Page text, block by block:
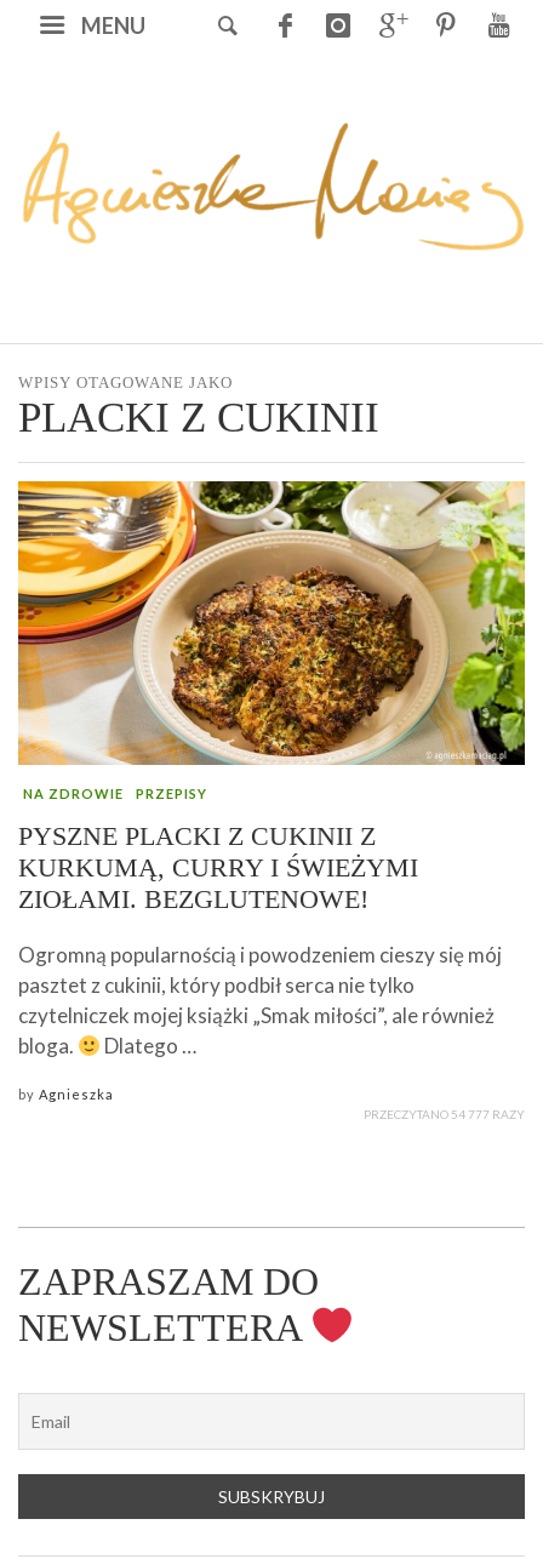
MENU
WPISY OTAGOWANE JAKO
PLACKI Z CUKINII
NA ZDROWIE PRZEPISY
PYSZNE PLACKI Z CUKINII Z
KURKUMĄ, CURRY I ŚWIEŻYMI
ZIOŁAMI. BEZGLUTENOWE!
Ogromną popularnością i powodzeniem cieszy się mój
pasztet z cukinii, który podbił serca nie tylko
czytelniczek mojej książki „Smak miłości”, ale również
bloga.
Dlatego …
by Agnieszka
PRZECZYTANO 54 777 RAZY
ZAPRASZAM DO
NEWSLETTERA